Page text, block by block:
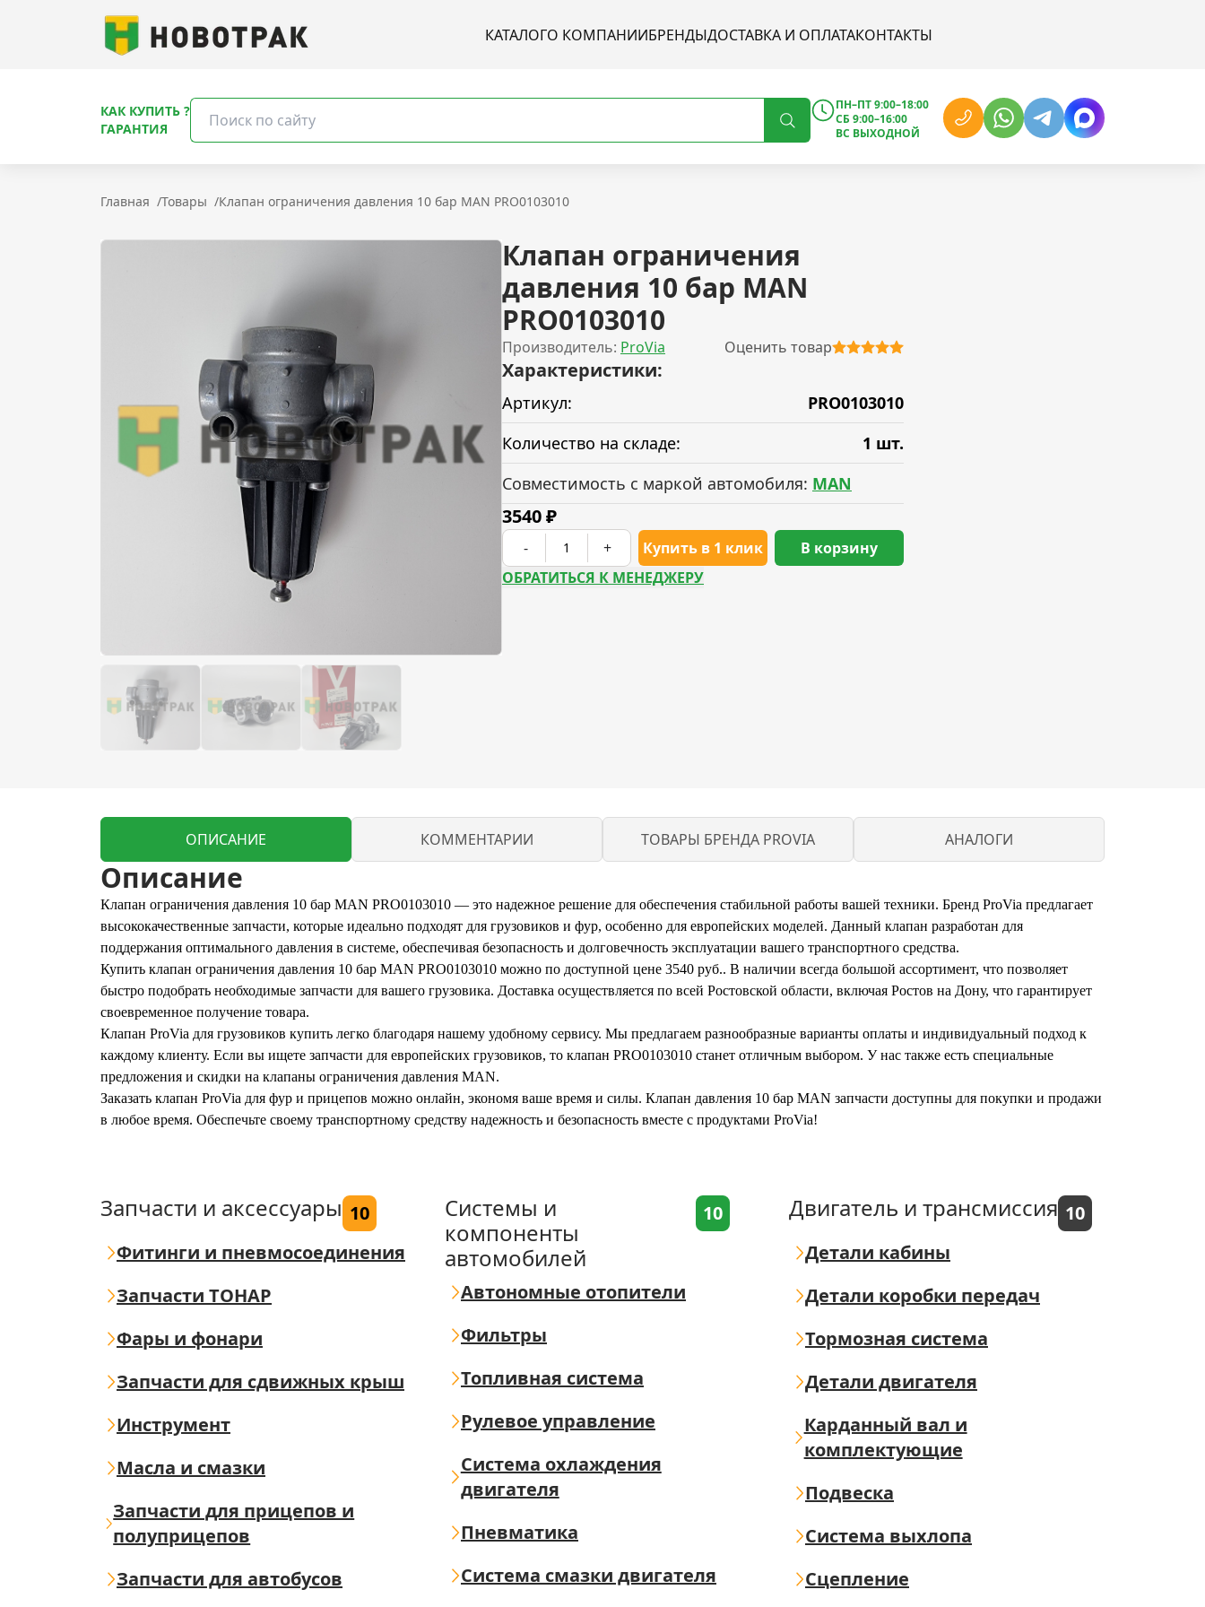
КАТАЛОГО КОМПАНИИБРЕНДЫДОСТАВКА И ОПЛАТАКОНТАКТЫ
КАК КУПИТЬ ?
ГАРАНТИЯ
ПН–ПТ 9:00–18:00
СБ 9:00–16:00
ВС ВЫХОДНОЙ
Главная /Товары /Клапан ограничения давления 10 бар MAN PRO0103010
Клапан ограничения
давления 10 бар MAN
PRO0103010
Производитель: ProVia Оценить товар
Характеристики:
Артикул:
PRO0103010
Количество на складе:
1 шт.
Совместимость с маркой автомобиля: MAN
3540₽
- + Купить в 1 клик
В корзину
ОБРАТИТЬСЯ К МЕНЕДЖЕРУ
ОПИСАНИЕ КОММЕНТАРИИ ТОВАРЫ БРЕНДА PROVIA АНАЛОГИ
Описание
Клапан ограничения давления 10 бар MAN PRO0103010 — это надежное решение для обеспечения стабильной работы вашей техники. Бренд ProVia предлагает
высококачественные запчасти, которые идеально подходят для грузовиков и фур, особенно для европейских моделей. Данный клапан разработан для
поддержания оптимального давления в системе, обеспечивая безопасность и долговечность эксплуатации вашего транспортного средства.
Купить клапан ограничения давления 10 бар MAN PRO0103010 можно по доступной цене 3540 руб.. В наличии всегда большой ассортимент, что позволяет
быстро подобрать необходимые запчасти для вашего грузовика. Доставка осуществляется по всей Ростовской области, включая Ростов на Дону, что гарантирует
своевременное получение товара.
Клапан ProVia для грузовиков купить легко благодаря нашему удобному сервису. Мы предлагаем разнообразные варианты оплаты и индивидуальный подход к
каждому клиенту. Если вы ищете запчасти для европейских грузовиков, то клапан PRO0103010 станет отличным выбором. У нас также есть специальные
предложения и скидки на клапаны ограничения давления MAN.
Заказать клапан ProVia для фур и прицепов можно онлайн, экономя ваше время и силы. Клапан давления 10 бар MAN запчасти доступны для покупки и продажи
в любое время. Обеспечьте своему транспортному средству надежность и безопасность вместе с продуктами ProVia!
Запчасти и аксессуары 10
Фитинги и пневмосоединения
Запчасти ТОНАР
Фары и фонари
Запчасти для сдвижных крыш
Инструмент
Масла и смазки
Запчасти для прицепов и
полуприцепов
Запчасти для автобусов
Системы и
компоненты
автомобилей
10
Автономные отопители
Фильтры
Топливная система
Рулевое управление
Система охлаждения
двигателя
Пневматика
Система смазки двигателя
Двигатель и трансмиссия 10
Детали кабины
Детали коробки передач
Тормозная система
Детали двигателя
Карданный вал и
комплектующие
Подвеска
Система выхлопа
Сцепление